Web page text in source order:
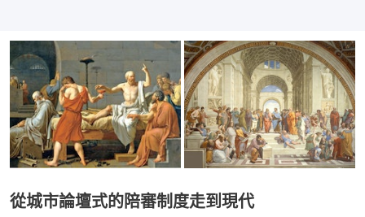
從城市論壇式的陪審制度走到現代